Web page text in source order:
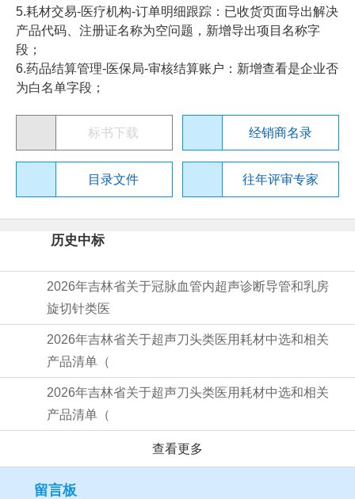
5.耗材交易-医疗机构-订单明细跟踪：已收货页面导出解决
产品代码、注册证名称为空问题，新增导出项目名称字
段；
6.药品结算管理-医保局-审核结算账户：新增查看是企业否
为白名单字段；
标书下载 经销商名录
目录文件 往年评审专家
历史中标
2026年吉林省关于冠脉血管内超声诊断导管和乳房
旋切针类医
2026年吉林省关于超声刀头类医用耗材中选和相关
产品清单（
2026年吉林省关于超声刀头类医用耗材中选和相关
产品清单（
查看更多
留言板